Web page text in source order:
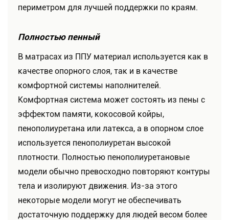
периметром для лучшей поддержки по краям.
Полностью пенный
В матрасах из ППУ материал используется как в
качестве опорного слоя, так и в качестве
комфортной системы наполнителей.
Комфортная система может состоять из пены с
эффектом памяти, кокосовой койры,
пенополиуретана или латекса, а в опорном слое
используется пенополиуретан высокой
плотности. Полностью пенополиуретановые
модели обычно превосходно повторяют контуры
тела и изолируют движения. Из-за этого
некоторые модели могут не обеспечивать
достаточную поддержку для людей весом более